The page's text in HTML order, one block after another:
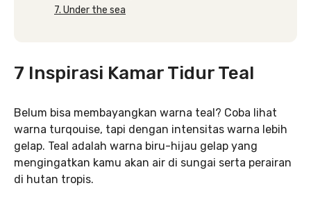
7. Under the sea
7 Inspirasi Kamar Tidur Teal
Belum bisa membayangkan warna teal? Coba lihat
warna turqouise, tapi dengan intensitas warna lebih
gelap. Teal adalah warna biru-hijau gelap yang
mengingatkan kamu akan air di sungai serta perairan
di hutan tropis.